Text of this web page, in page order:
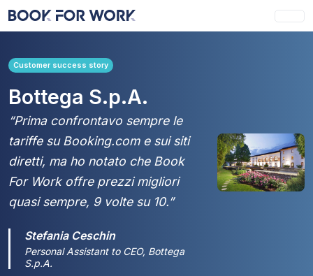
Customer success story
Bottega S.p.A.
“Prima confrontavo sempre le
tariffe su Booking.com e sui siti
diretti, ma ho notato che Book
For Work offre prezzi migliori
quasi sempre, 9 volte su 10.”
Stefania Ceschin
Personal Assistant to CEO, Bottega
S.p.A.